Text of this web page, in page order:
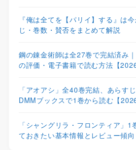
『俺は全てを【パリイ】する』は
じ・巻数・賛否をまとめて解説
鋼の錬金術師は全27巻で完結済み
の評価・電子書籍で読む方法【
「アオアシ」全40巻完結、あらす
DMMブックスで1巻から読む【
「シャングリラ・フロンティア」1
ておきたい基本情報とレビュー傾向